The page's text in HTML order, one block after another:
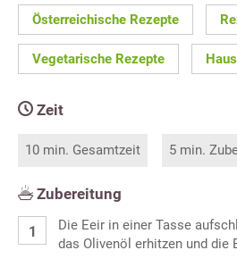
Österreichische Rezepte
Vegetarische Rezepte
Zeit
10 min. Gesamtzeit 5 min.
Zubereitung
Die Eeir in einer Tasse
das Olivenöl erhitzen und die